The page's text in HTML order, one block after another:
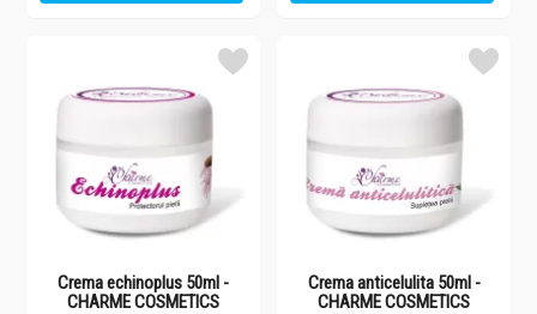
Crema echinoplus 50ml -
CHARME COSMETICS
Crema anticelulita 50ml -
CHARME COSMETICS